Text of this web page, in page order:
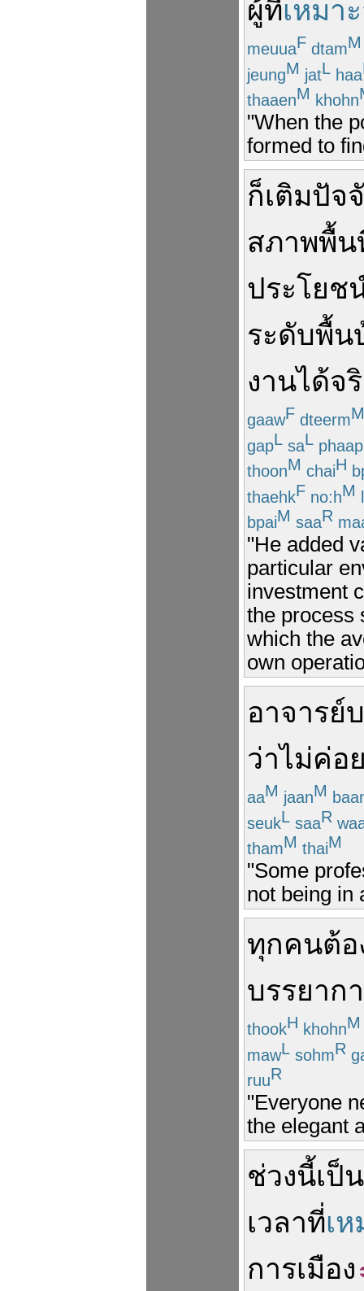
ผู้ที่เหมา
meuuaF dtamM
jeungM jatL haa
thaaenM khohn
"When the
formed to
ก็เติมปัจ
สภาพพื้น
ประโยช
ระดับพื้น
งานได้จ
gaawF dteermM
gapL saL phaap
thoonM chaiH
thaehkF no:hM
bpaiM saaR
"He added
particular
investment
the process
which the
own
อาจารย์
ว่าไม่ค่อ
aaM jaanM
seukL saaR
thamM thaiM
"Some
not being in
ทุกคนต้อ
บรรยาก
thookH khohnM
mawL sohmR
ruuR
"Everyone
the elegant
ช่วงนี้เป็น
เวลาที่เ
การเมือง